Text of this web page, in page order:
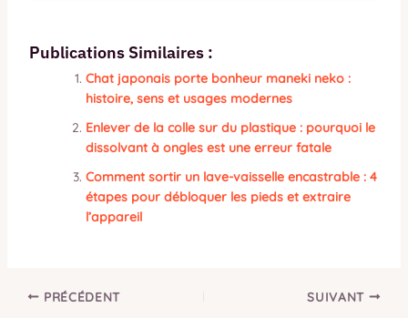
Publications Similaires :
Chat japonais porte bonheur maneki neko :
histoire, sens et usages modernes
Enlever de la colle sur du plastique : pourquoi le
dissolvant à ongles est une erreur fatale
Comment sortir un lave-vaisselle encastrable : 4
étapes pour débloquer les pieds et extraire
l’appareil
PRÉCÉDENT SUIVANT